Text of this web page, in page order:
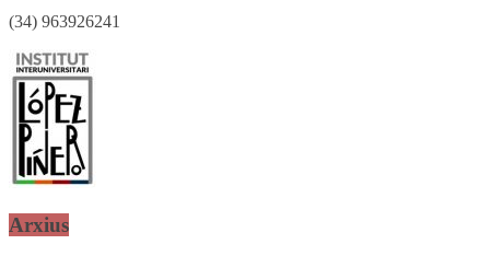
(34) 963926241
Arxius